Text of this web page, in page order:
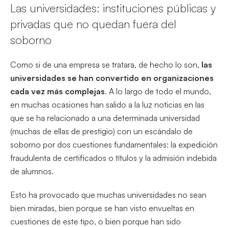
Las universidades: instituciones públicas y
privadas que no quedan fuera del
soborno
Como si de una empresa se tratara, de hecho lo son, las
universidades se han convertido en organizaciones
cada vez más complejas. A lo largo de todo el mundo,
en muchas ocasiones han salido a la luz noticias en las
que se ha relacionado a una determinada universidad
(muchas de ellas de prestigio) con un escándalo de
soborno por dos cuestiones fundamentales: la expedición
fraudulenta de certificados o títulos y la admisión indebida
de alumnos.
Esto ha provocado que muchas universidades no sean
bien miradas, bien porque se han visto envueltas en
cuestiones de este tipo, o bien porque han sido